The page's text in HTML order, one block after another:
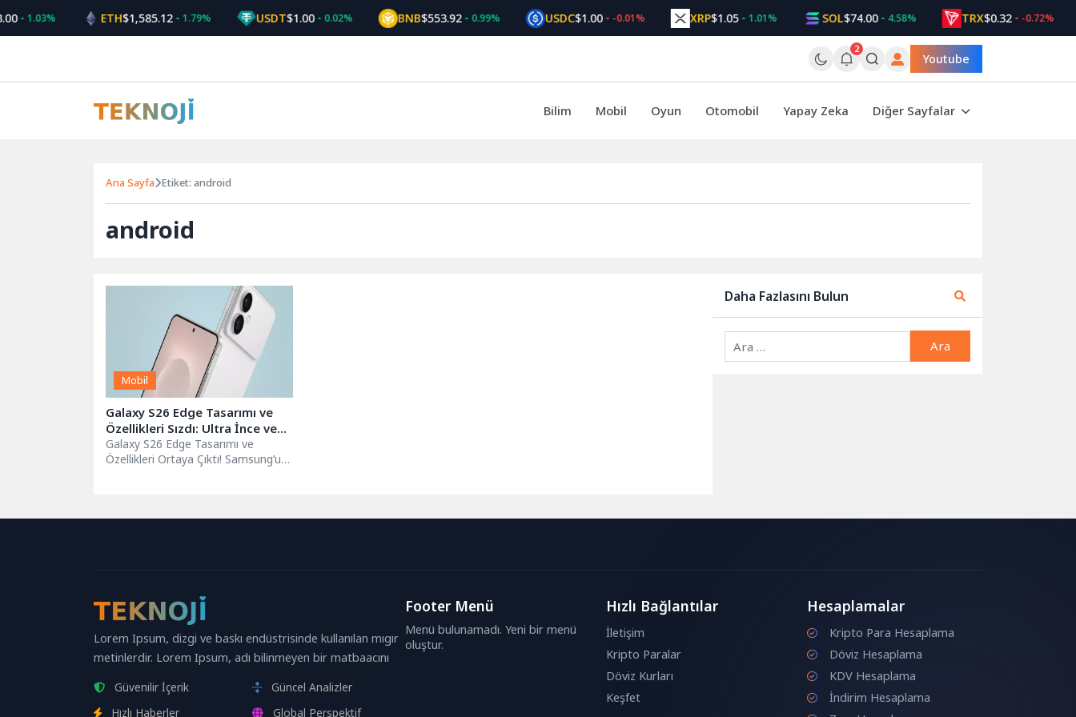
to
1.03% ETH$1,585.12 1.79% USDT$1.00 0.02% BNB$553.92 0.99% USDC$1.00 -0.01% XRP$1.05 1.01% SOL$74.00 4.58% TRX$0.32 -0.72%
2
Youtube
Bilim Mobil Oyun Otomobil Yapay Zeka Diğer Sayfalar
Ana Sayfa Etiket: android
android
Mobil
Galaxy S26 Edge Tasarımı ve
Özellikleri Sızdı: Ultra İnce ve
Gelişmiş Kamera!
Galaxy S26 Edge Tasarımı ve
Özellikleri Ortaya Çıktı! Samsung’un
Daha Fazlasını Bulun
Lorem Ipsum, dizgi ve baskı endüstrisinde kullanılan mıgır
metinlerdir. Lorem Ipsum, adı bilinmeyen bir matbaacını
Güvenilir İçerik
Güncel Analizler
Hızlı Haberler
Global Perspektif
Footer Menü
Menü bulunamadı. Yeni bir menü
oluştur.
Hızlı Bağlantılar
İletişim
Kripto Paralar
Döviz Kurları
Keşfet
Hesaplamalar
Kripto Para Hesaplama
Döviz Hesaplama
KDV Hesaplama
İndirim Hesaplama